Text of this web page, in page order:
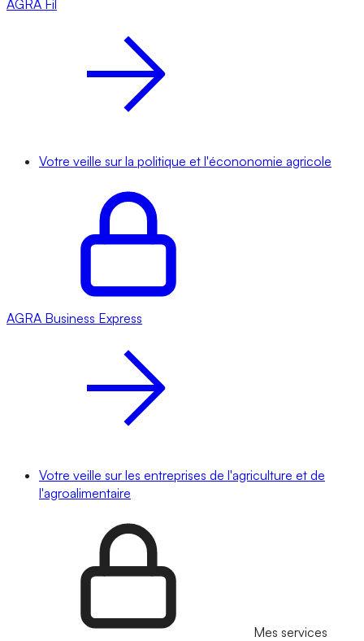
AGRA Fil
Votre veille sur la politique et l'écononomie agricole
AGRA Business Express
Votre veille sur les entreprises de l'agriculture et de
l'agroalimentaire
Mes services